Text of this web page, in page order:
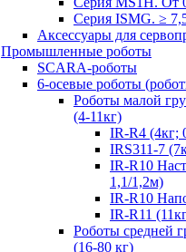
Серия ISMG. ≥
Аксессуары для
Промышленные роботы
SCARA-роботы
6-осевые роботы
Роботы малой
(4-11кг)
IR-R4 (4кг;
IRS311-7
IR-R10
1,1/1,2м)
IR-R10
IR-R11
Роботы средней
(16-80 кг)